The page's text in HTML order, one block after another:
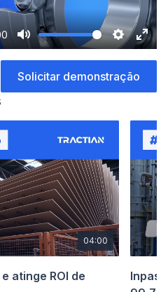
Mute Settings
Solicitar demonstração
04:00
atinge ROI de